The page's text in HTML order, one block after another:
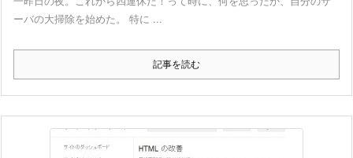
ーバの大掃除を始めた。 特に ...
記事を読む